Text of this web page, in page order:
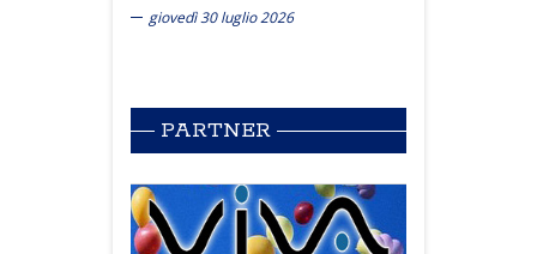
giovedì 30 luglio 2026
PARTNER